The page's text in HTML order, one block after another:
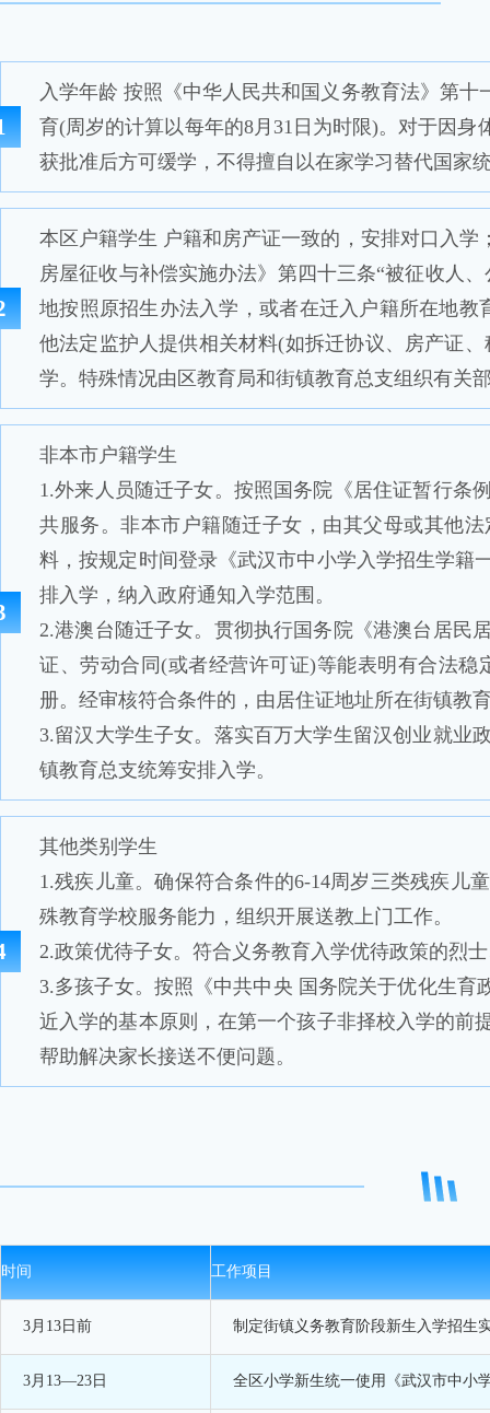
入学年龄 按照《中华人民共和国义务教育法》第
育(周岁的计算以每年的8月31日为时限)。对于因
获批准后方可缓学，不得擅自以在家学习替代国家
本区户籍学生 户籍和房产证一致的，安排对口入
房屋征收与补偿实施办法》第四十三条“被征收人
地按照原招生办法入学，或者在迁入户籍所在地
他法定监护人提供相关材料(如拆迁协议、房产证
学。特殊情况由区教育局和街镇教育总支组织有关
非本市户籍学生
1.外来人员随迁子女。按照国务院《居住证暂行条
共服务。非本市户籍随迁子女，由其父母或其他
料，按规定时间登录《武汉市中小学入学招生学籍
排入学，纳入政府通知入学范围。
2.港澳台随迁子女。贯彻执行国务院《港澳台居民
证、劳动合同(或者经营许可证)等能表明有合法
册。经审核符合条件的，由居住证地址所在街镇教
3.留汉大学生子女。落实百万大学生留汉创业就业
镇教育总支统筹安排入学。
其他类别学生
1.残疾儿童。确保符合条件的6-14周岁三类残疾儿
殊教育学校服务能力，组织开展送教上门工作。
2.政策优待子女。符合义务教育入学优待政策的烈
3.多孩子女。按照《中共中央 国务院关于优化生
近入学的基本原则，在第一个孩子非择校入学的前
帮助解决家长接送不便问题。
时间 工作项目
3月13日前 制定街镇义务教育阶段新生入学招生
3月13—23日 全区小学新生统一使用《武汉市中小